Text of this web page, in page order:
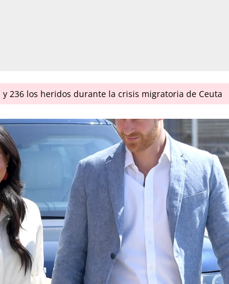
236 los heridos durante la crisis migratoria de Ceuta